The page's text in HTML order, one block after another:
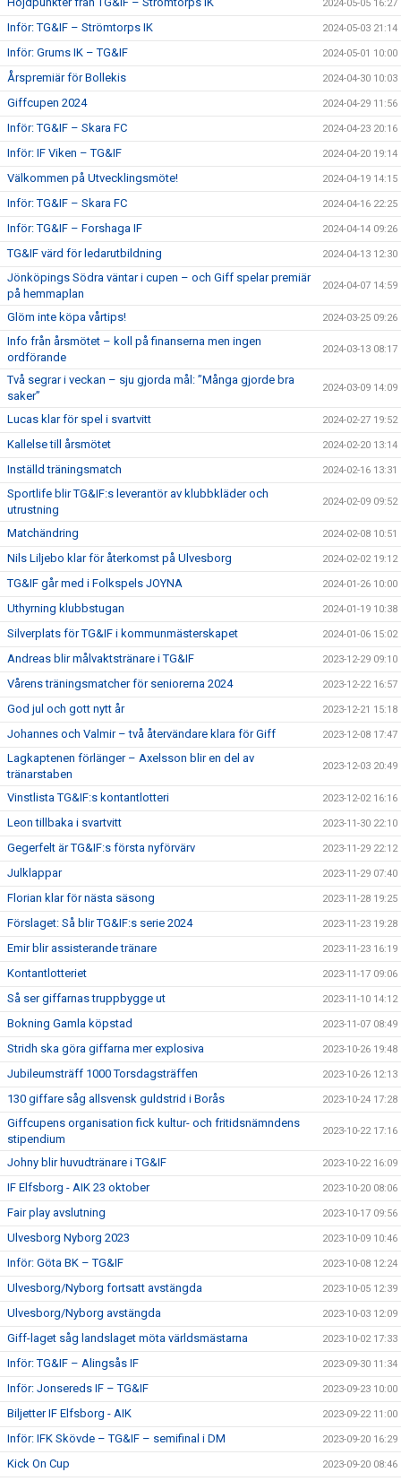
2024-05-05 16:27
Inför: TG&IF – Strömtorps IK 2024-05-03 21:14
Inför: Grums IK – TG&IF 2024-05-01 10:00
Årspremiär för Bollekis 2024-04-30 10:03
Giffcupen 2024 2024-04-29 11:56
Inför: TG&IF – Skara FC 2024-04-23 20:16
Inför: IF Viken – TG&IF 2024-04-20 19:14
Välkommen på Utvecklingsmöte! 2024-04-19 14:15
Inför: TG&IF – Skara FC 2024-04-16 22:25
Inför: TG&IF – Forshaga IF 2024-04-14 09:26
TG&IF värd för ledarutbildning 2024-04-13 12:30
Jönköpings Södra väntar i cupen – och Giff spelar premiär
på hemmaplan
2024-04-07 14:59
Glöm inte köpa vårtips! 2024-03-25 09:26
Info från årsmötet – koll på finanserna men ingen
ordförande
2024-03-13 08:17
Två segrar i veckan – sju gjorda mål: ”Många gjorde bra
saker”
2024-03-09 14:09
Lucas klar för spel i svartvitt 2024-02-27 19:52
Kallelse till årsmötet 2024-02-20 13:14
Inställd träningsmatch 2024-02-16 13:31
Sportlife blir TG&IF:s leverantör av klubbkläder och
utrustning
2024-02-09 09:52
Matchändring 2024-02-08 10:51
Nils Liljebo klar för återkomst på Ulvesborg 2024-02-02 19:12
TG&IF går med i Folkspels JOYNA 2024-01-26 10:00
Uthyrning klubbstugan 2024-01-19 10:38
Silverplats för TG&IF i kommunmästerskapet 2024-01-06 15:02
Andreas blir målvaktstränare i TG&IF 2023-12-29 09:10
Vårens träningsmatcher för seniorerna 2024 2023-12-22 16:57
God jul och gott nytt år 2023-12-21 15:18
Johannes och Valmir – två återvändare klara för Giff 2023-12-08 17:47
Lagkaptenen förlänger – Axelsson blir en del av
tränarstaben
2023-12-03 20:49
Vinstlista TG&IF:s kontantlotteri 2023-12-02 16:16
Leon tillbaka i svartvitt 2023-11-30 22:10
Gegerfelt är TG&IF:s första nyförvärv 2023-11-29 22:12
Julklappar 2023-11-29 07:40
Florian klar för nästa säsong 2023-11-28 19:25
Förslaget: Så blir TG&IF:s serie 2024 2023-11-23 19:28
Emir blir assisterande tränare 2023-11-23 16:19
Kontantlotteriet 2023-11-17 09:06
Så ser giffarnas truppbygge ut 2023-11-10 14:12
Bokning Gamla köpstad 2023-11-07 08:49
Stridh ska göra giffarna mer explosiva 2023-10-26 19:48
Jubileumsträff 1000 Torsdagsträffen 2023-10-26 12:13
130 giffare såg allsvensk guldstrid i Borås 2023-10-24 17:28
Giffcupens organisation fick kultur- och fritidsnämndens
stipendium
2023-10-22 17:16
Johny blir huvudtränare i TG&IF 2023-10-22 16:09
IF Elfsborg - AIK 23 oktober 2023-10-20 08:06
Fair play avslutning 2023-10-17 09:56
Ulvesborg Nyborg 2023 2023-10-09 10:46
Inför: Göta BK – TG&IF 2023-10-08 12:24
Ulvesborg/Nyborg fortsatt avstängda 2023-10-05 12:39
Ulvesborg/Nyborg avstängda 2023-10-03 12:09
Giff-laget såg landslaget möta världsmästarna 2023-10-02 17:33
Inför: TG&IF – Alingsås IF 2023-09-30 11:34
Inför: Jonsereds IF – TG&IF 2023-09-23 10:00
Biljetter IF Elfsborg - AIK 2023-09-22 11:00
Inför: IFK Skövde – TG&IF – semifinal i DM 2023-09-20 16:29
Kick On Cup 2023-09-20 08:46